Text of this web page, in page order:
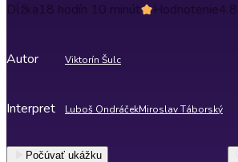
Dĺžka18 hodín 10 minút Hodnotenie4.8
Autor Viktorín Šulc
Interpret Luboš OndráčekMiroslav Táborský
Počúvať ukážku